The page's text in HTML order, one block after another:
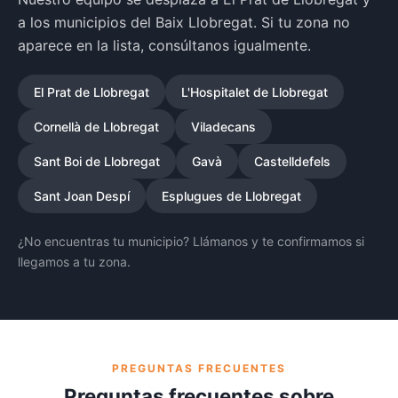
a los municipios del Baix Llobregat. Si tu zona no
aparece en la lista, consúltanos igualmente.
El Prat de Llobregat L'Hospitalet de Llobregat
Cornellà de Llobregat Viladecans
Sant Boi de Llobregat Gavà Castelldefels
Sant Joan Despí Esplugues de Llobregat
¿No encuentras tu municipio? Llámanos y te confirmamos si
llegamos a tu zona.
PREGUNTAS FRECUENTES